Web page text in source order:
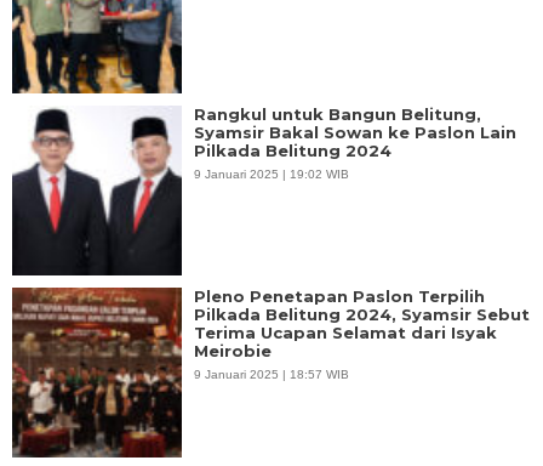
Rangkul untuk Bangun Belitung,
Syamsir Bakal Sowan ke Paslon Lain
Pilkada Belitung 2024
9 Januari 2025 | 19:02 WIB
Pleno Penetapan Paslon Terpilih
Pilkada Belitung 2024, Syamsir Sebut
Terima Ucapan Selamat dari Isyak
Meirobie
9 Januari 2025 | 18:57 WIB